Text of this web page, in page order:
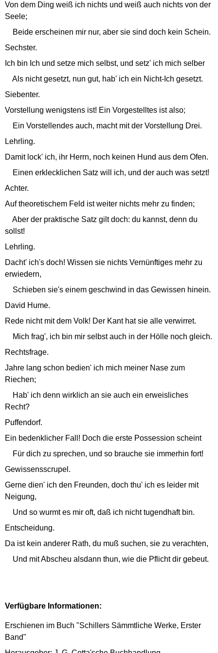
Von dem Ding weiß ich nichts und weiß auch nichts von der
Seele;
Beide erscheinen mir nur, aber sie sind doch kein Schein.
Sechster.
Ich bin Ich und setze mich selbst, und setz' ich mich selber
Als nicht gesetzt, nun gut, hab' ich ein Nicht-Ich gesetzt.
Siebenter.
Vorstellung wenigstens ist! Ein Vorgestelltes ist also;
Ein Vorstellendes auch, macht mit der Vorstellung Drei.
Lehrling.
Damit lock' ich, ihr Herrn, noch keinen Hund aus dem Ofen.
Einen erklecklichen Satz will ich, und der auch was setzt!
Achter.
Auf theoretischem Feld ist weiter nichts mehr zu finden;
Aber der praktische Satz gilt doch: du kannst, denn du
sollst!
Lehrling.
Dacht' ich's doch! Wissen sie nichts Vernünftiges mehr zu
erwiedern,
Schieben sie's einem geschwind in das Gewissen hinein.
David Hume.
Rede nicht mit dem Volk! Der Kant hat sie alle verwirret.
Mich frag', ich bin mir selbst auch in der Hölle noch gleich.
Rechtsfrage.
Jahre lang schon bedien' ich mich meiner Nase zum
Riechen;
Hab' ich denn wirklich an sie auch ein erweisliches
Recht?
Puffendorf.
Ein bedenklicher Fall! Doch die erste Possession scheint
Für dich zu sprechen, und so brauche sie immerhin fort!
Gewissensscrupel.
Gerne dien' ich den Freunden, doch thu' ich es leider mit
Neigung,
Und so wurmt es mir oft, daß ich nicht tugendhaft bin.
Entscheidung.
Da ist kein anderer Rath, du muß suchen, sie zu verachten,
Und mit Abscheu alsdann thun, wie die Pflicht dir gebeut.
Verfügbare Informationen:
Erschienen im Buch "Schillers Sämmtliche Werke, Erster
Band"